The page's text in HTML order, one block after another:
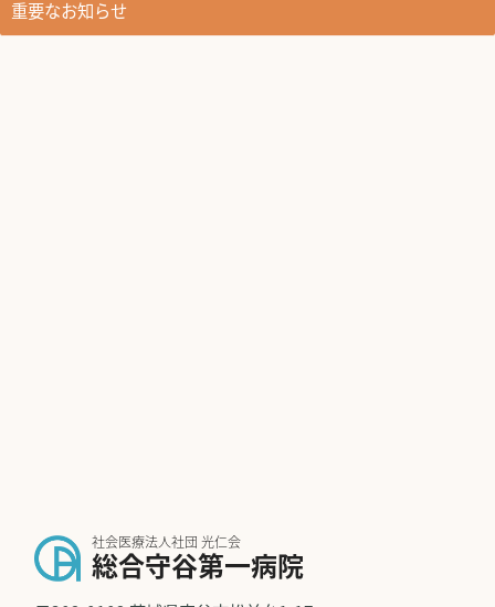
重要なお知らせ
社会医療法人社団 光仁会
総合守谷第一病院